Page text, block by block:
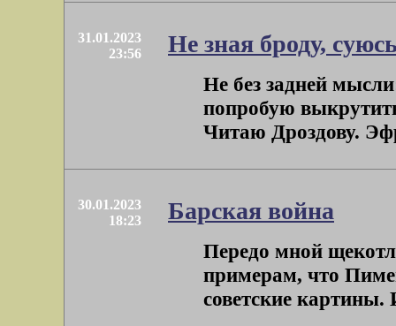
31.01.2023
23:56
Не зная броду,
Не без задней
попробую
Читаю Дроздову.
30.01.2023
18:23
Барская война
Передо мной
примерам, что
советские